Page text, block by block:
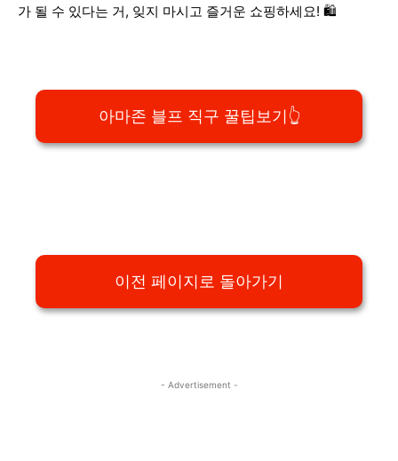
가 될 수 있다는 거, 잊지 마시고 즐거운 쇼핑하세요! 🛍️
아마존 블프 직구 꿀팁보기👆
이전 페이지로 돌아가기
- Advertisement -